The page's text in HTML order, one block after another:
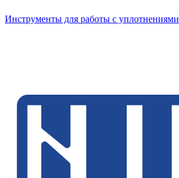
Инструменты для работы с уплотнениями